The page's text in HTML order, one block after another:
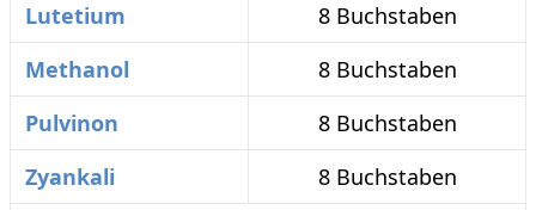
Lutetium
8 Buchstaben
Methanol
8 Buchstaben
Pulvinon
8 Buchstaben
Zyankali
8 Buchstaben